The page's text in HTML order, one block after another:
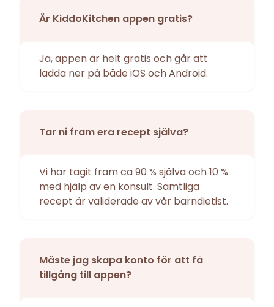
Är KiddoKitchen appen gratis?
Ja, appen är helt gratis och går att
ladda ner på både iOS och Android.
Tar ni fram era recept själva?
Vi har tagit fram ca 90 % själva och 10 %
med hjälp av en konsult. Samtliga
recept är validerade av vår barndietist.
Måste jag skapa konto för att få
tillgång till appen?